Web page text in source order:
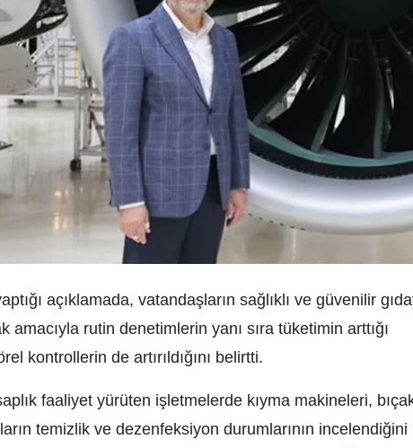
açıklamada, vatandaşların sağlıklı ve güvenilir
amacıyla rutin denetimlerin yanı sıra tüketimin arttığı
kontrollerin de artırıldığını belirtti.
faaliyet yürüten işletmelerde kıyma makineleri,
temizlik ve dezenfeksiyon durumlarının incelendiğini